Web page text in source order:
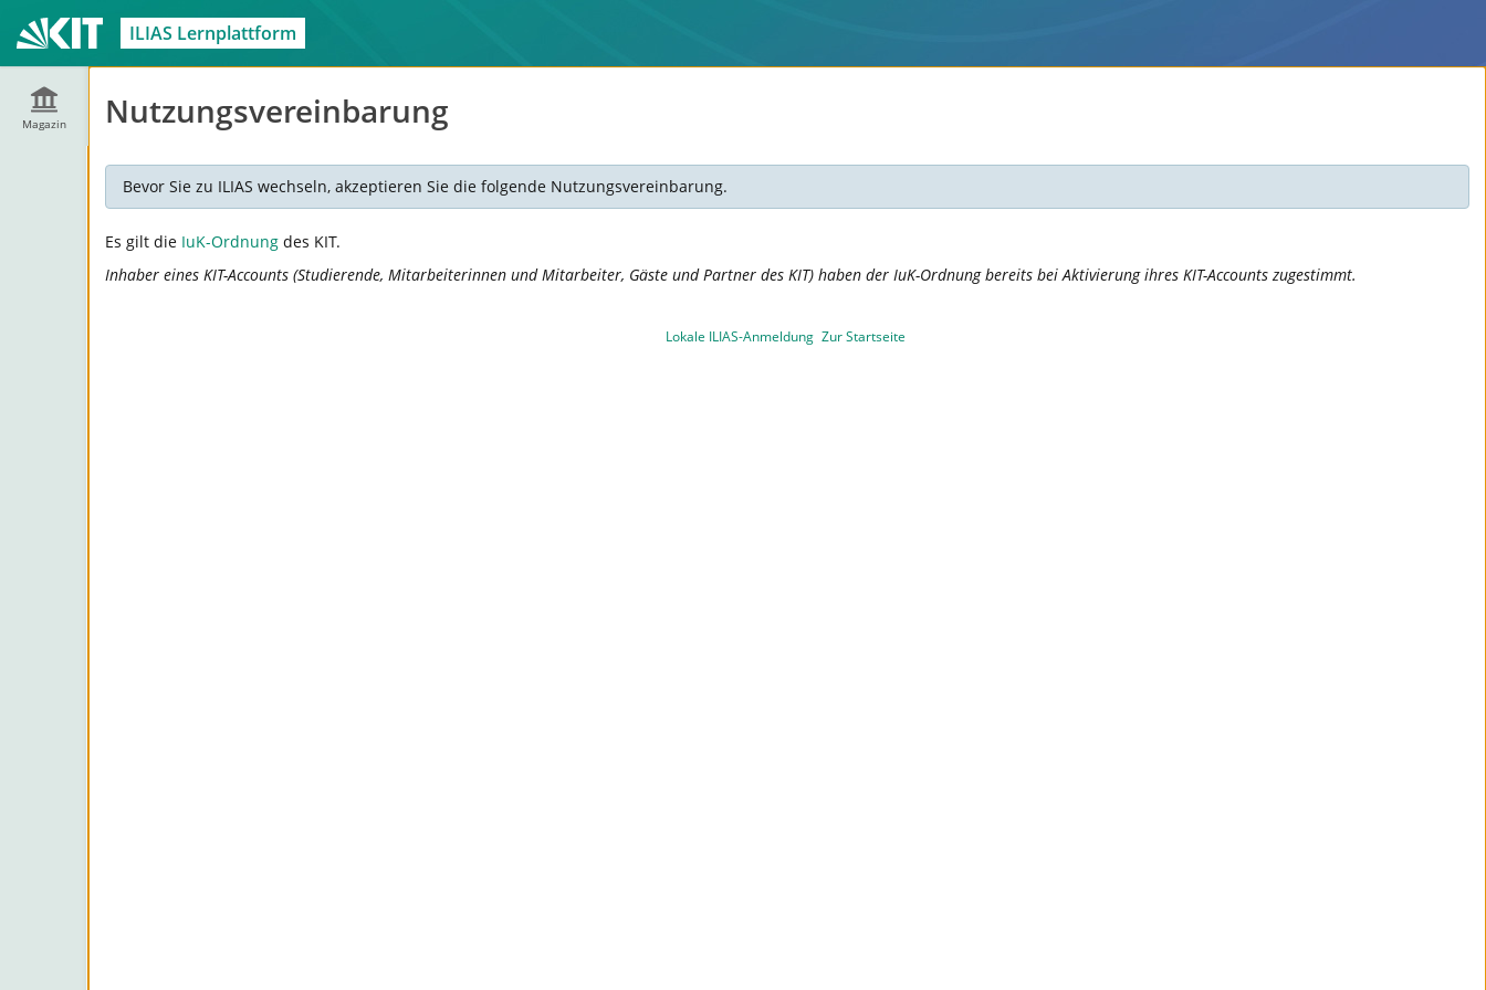
ILIAS Lernplattform
Magazin Nutzungsvereinbarung
Bevor Sie zu ILIAS wechseln, akzeptieren Sie die folgende Nutzungsvereinbarung.
Es gilt die IuK-Ordnung des KIT.
Inhaber eines KIT-Accounts (Studierende, Mitarbeiterinnen und Mitarbeiter, Gäste und Partner des KIT) haben der IuK-Ordnung bereits bei Aktivierung ihres KIT-Accounts zugestimmt.
Lokale ILIAS-Anmeldung Zur Startseite